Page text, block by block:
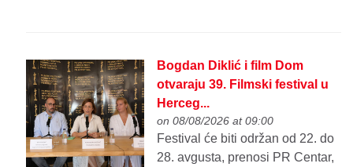
Bogdan Diklić i film Dom
otvaraju 39. Filmski festival u
Herceg...
on 08/08/2026 at 09:00
Festival će biti održan od 22. do
28. avgusta, prenosi PR Centar,